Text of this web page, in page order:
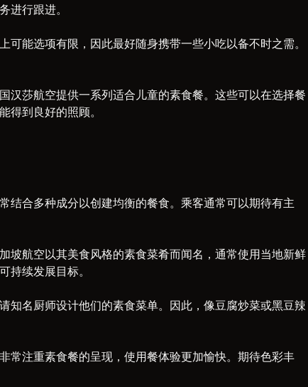
进行跟进。
能选项有限，因此最好随身携带一些小吃以备不时之需。
汉莎航空提供一系列适合儿童的素食餐。这些可以在选择餐
得到良好的照顾。
结合多种成分以创建均衡的餐食。乘客通常可以期待有主
坡航空以其美食风格的素食菜肴而闻名，通常使用当地新鲜
持续发展目标。
知名厨师设计他们的素食菜单。因此，像豆腐炒菜或黑豆辣
常注重素食餐的呈现，使用餐体验更加愉快。期待色彩丰